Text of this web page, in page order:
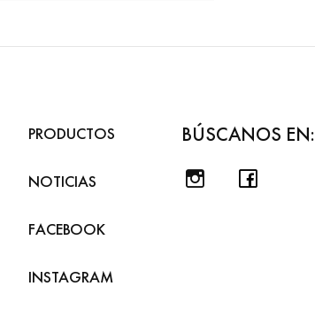
PRODUCTOS
NOTICIAS
FACEBOOK
INSTAGRAM
BÚSCANOS EN: